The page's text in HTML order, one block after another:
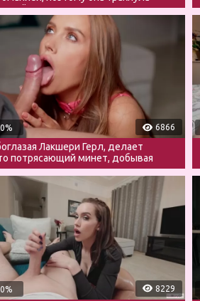
член
6866
Лакшери Герл, делает
потрясающий минет, добывая
8229